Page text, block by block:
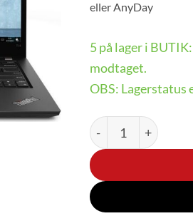
ellerAnyDay
5 på lager i
modtaget.
OBS: Lagerstatus
Lenovo ThinkPad